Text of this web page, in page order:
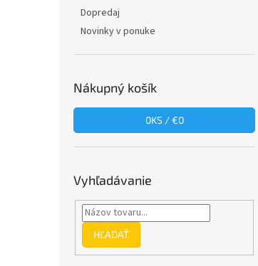
Dopredaj
Novinky v ponuke
Nákupný košík
0KS /€0
Vyhľadávanie
HĽADAŤ